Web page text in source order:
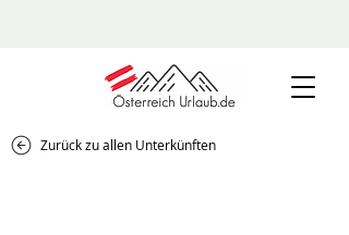
Zurück zu allen Unterkünften